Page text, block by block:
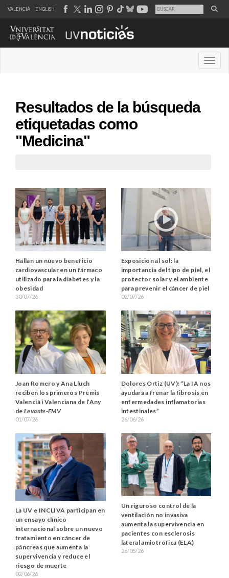
VALENCIÀ ENGLISH
Resultados de la búsqueda
etiquetadas como
"Medicina"
Hallan un nuevo beneficio
cardiovascular en un fármaco
utilizado para la diabetes y la
obesidad
30/07/26
Exposición al sol: la
importancia del tipo de piel, el
protector solar y el ambiente
para prevenir el cáncer de piel
02/07/26
Joan Romero y Ana Lluch
reciben los primeros Premis
Valencià i Valenciana de l’Any
deLevante-EMV
01/07/26
Dolores Ortiz (UV): “La IA nos
ayudará a frenar la fibrosis en
enfermedades inflamatorias
intestinales”
26/06/26
La UV e INCLIVA participan en
un ensayo clínico
internacional sobre un nuevo
tratamiento en cáncer de
páncreas que aumenta la
supervivencia y reduce el
riesgo de muerte
02/06/26
Un riguroso control de la
ventilación no invasiva
aumenta la supervivencia en
pacientes con esclerosis
lateral amiotrófica (ELA)
26/05/26